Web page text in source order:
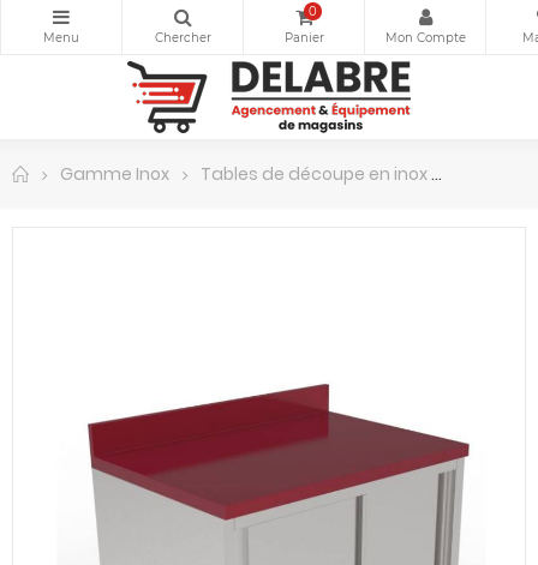
0
Gamme Inox Tables de découpe en inox